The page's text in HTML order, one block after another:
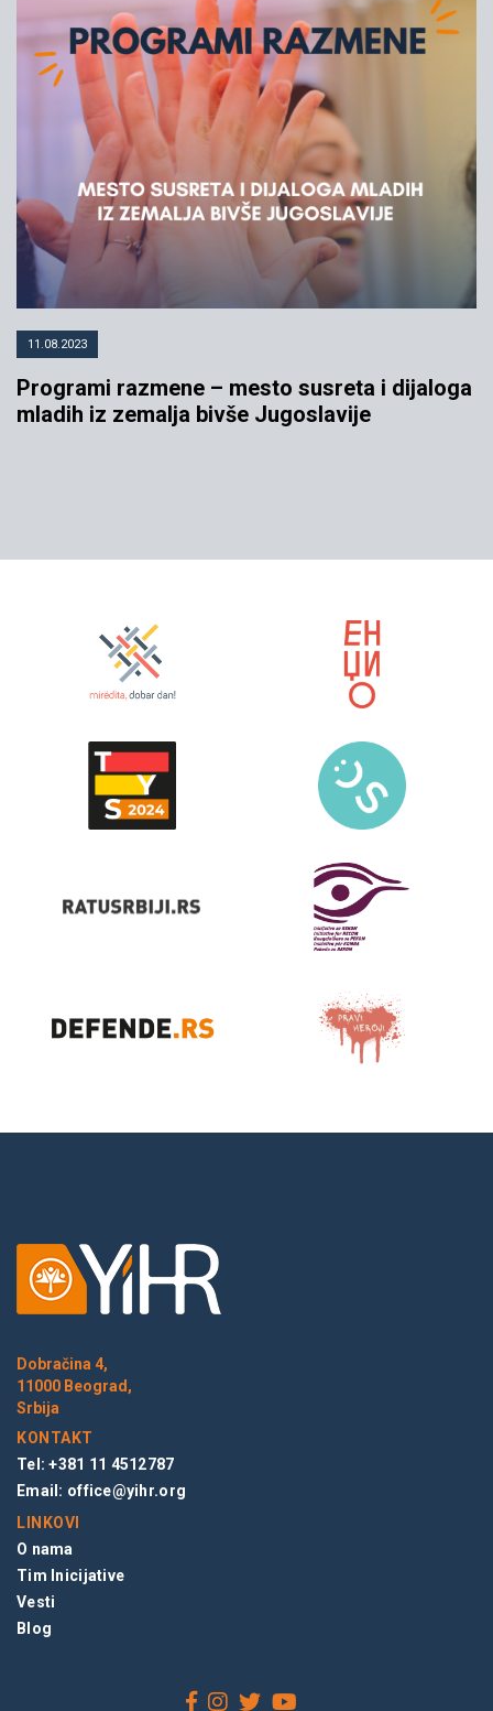
11.08.2023
Programi razmene – mesto susreta i dijaloga
mladih iz zemalja bivše Jugoslavije
Dobračina 4,
11000 Beograd,
Srbija
KONTAKT
Tel: +381 11 4512787
Email: office@yihr.org
LINKOVI
O nama
Tim Inicijative
Vesti
Blog